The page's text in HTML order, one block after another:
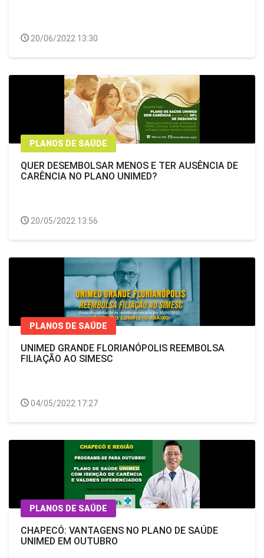
20/06/2022 13:30
PLANOS DE SAÚDE
QUER DESEMBOLSAR MENOS E TER AUSÊNCIA DE
CARÊNCIA NO PLANO UNIMED?
20/05/2022 13:56
PLANOS DE SAÚDE
UNIMED GRANDE FLORIANÓPOLIS REEMBOLSA
FILIAÇÃO AO SIMESC
04/05/2022 17:27
PLANOS DE SAÚDE
CHAPECÓ: VANTAGENS NO PLANO DE SAÚDE
UNIMED EM OUTUBRO